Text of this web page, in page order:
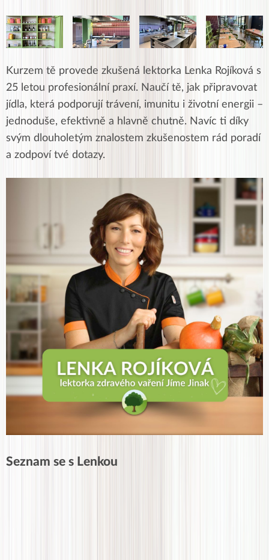
Kurzem tě provede zkušená lektorka Lenka Rojíková s
25 letou profesionální praxí. Naučí tě, jak připravovat
jídla, která podporují trávení, imunitu i životní energii –
jednoduše, efektivně a hlavně chutně. Navíc ti díky
svým dlouholetým znalostem zkušenostem rád poradí
a zodpoví tvé dotazy.
Seznam se s Lenkou